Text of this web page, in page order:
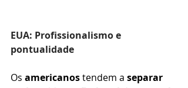
EUA: Profissionalismo e
pontualidade
Os americanos tendem a separar